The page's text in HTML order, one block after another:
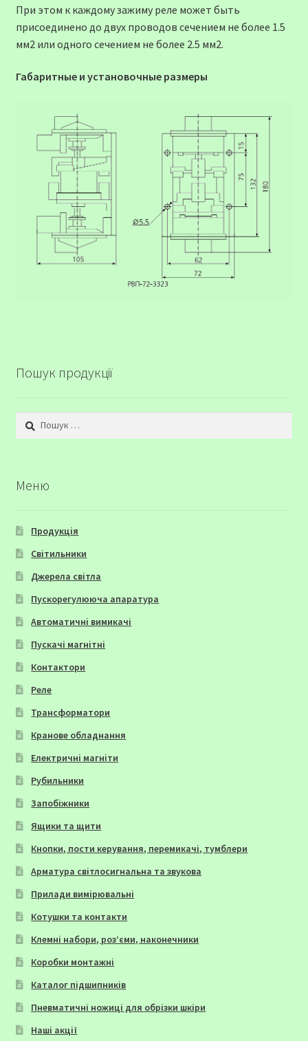
При этом к каждому зажиму реле может быть
присоединено до двух проводов сечением не более 1.5
мм2 или одного сечением не более 2.5 мм2.
Габаритные и установочные размеры
Пошук продукції
Пошук:
Меню
Продукція
Світильники
Джерела світла
Пускорегулююча апаратура
Автоматичні вимикачі
Пускачі магнітні
Контактори
Реле
Трансформатори
Кранове обладнання
Електричні магніти
Рубильники
Запобіжники
Ящики та щити
Кнопки, пости керування, перемикачі, тумблери
Арматура світлосигнальна та звукова
Прилади вимірювальні
Котушки та контакти
Клемні набори, роз’єми, наконечники
Коробки монтажні
Каталог підшипників
Пневматичні ножиці для обрізки шкіри
Наші акції